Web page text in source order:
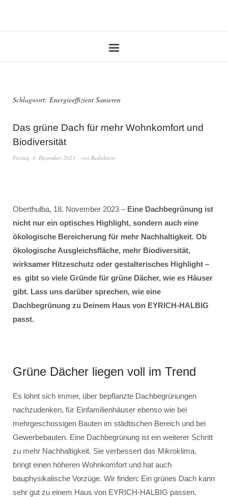
Schlagwort: Energieeffizient Sanieren
Das grüne Dach für mehr Wohnkomfort und
Biodiversität
Freitag, 8. Dezember 2023 von Redaktion
Oberthulba, 18. November 2023 – Eine Dachbegrünung ist
nicht nur ein optisches Highlight, sondern auch eine
ökologische Bereicherung für mehr Nachhaltigkeit. Ob
ökologische Ausgleichsfläche, mehr Biodiversität,
wirksamer Hitzeschutz oder gestalterisches Highlight –
es gibt so viele Gründe für grüne Dächer, wie es Häuser
gibt. Lass uns darüber sprechen, wie eine
Dachbegrünung zu Deinem Haus von EYRICH-HALBIG
passt.
Grüne Dächer liegen voll im Trend
Es lohnt sich immer, über bepflanzte Dachbegrünungen
nachzudenken, für Einfamilienhäuser ebenso wie bei
mehrgeschossigen Bauten im städtischen Bereich und bei
Gewerbebauten. Eine Dachbegrünung ist ein weiterer Schritt
zu mehr Nachhaltigkeit. Sie verbessert das Mikroklima,
bringt einen höheren Wohnkomfort und hat auch
bauphysikalische Vorzüge. Wir finden: Ein grünes Dach kann
sehr gut zu einem Haus von EYRICH-HALBIG passen.